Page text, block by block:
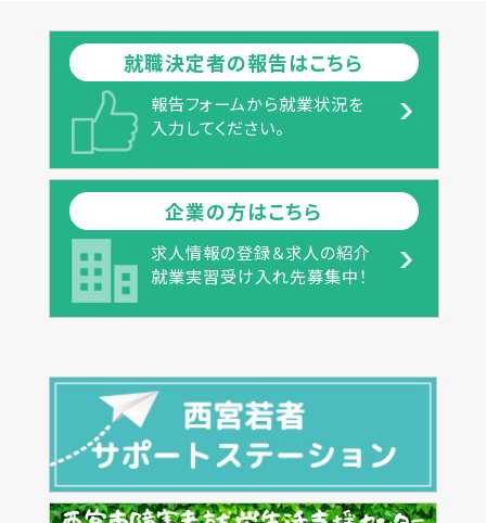
就職決定者の報告はこちら
報告フォームから就業状況を
入力してください。
企業の方はこちら
求人情報の登録＆求人の紹介
就業実習受け入れ先募集中！